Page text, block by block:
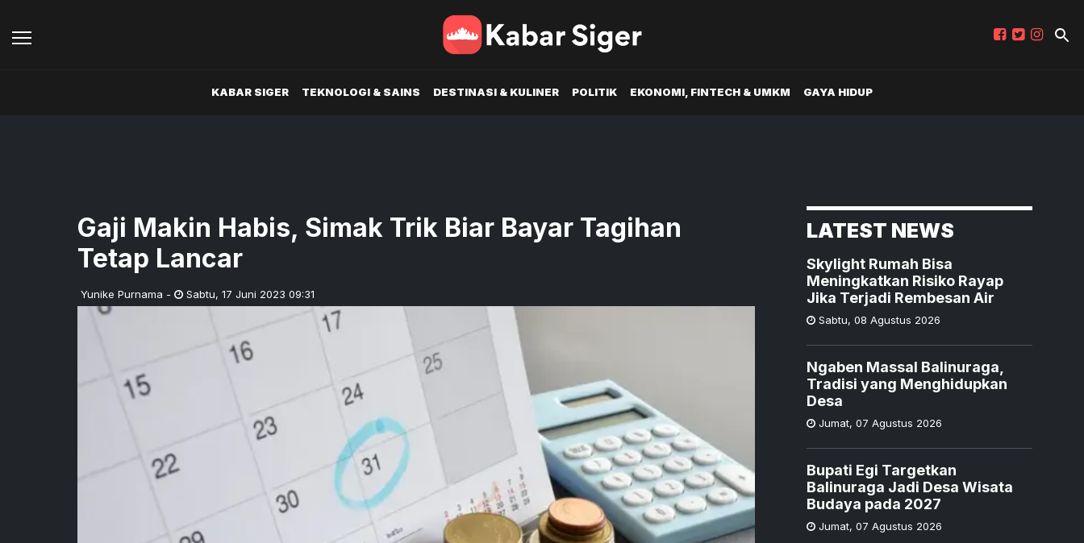
KABAR SIGER TEKNOLOGI & SAINS DESTINASI & KULINER POLITIK EKONOMI, FINTECH & UMKM GAYA HIDUP
Gaji Makin Habis, Simak Trik Biar Bayar Tagihan
Tetap Lancar
Yunike Purnama - Sabtu, 17 Juni 2023 09:31
LATEST NEWS
Skylight Rumah Bisa
Meningkatkan Risiko Rayap
Jika Terjadi Rembesan Air
Sabtu, 08 Agustus 2026
Ngaben Massal Balinuraga,
Tradisi yang Menghidupkan
Desa
Jumat, 07 Agustus 2026
Bupati Egi Targetkan
Balinuraga Jadi Desa Wisata
Budaya pada 2027
Jumat, 07 Agustus 2026